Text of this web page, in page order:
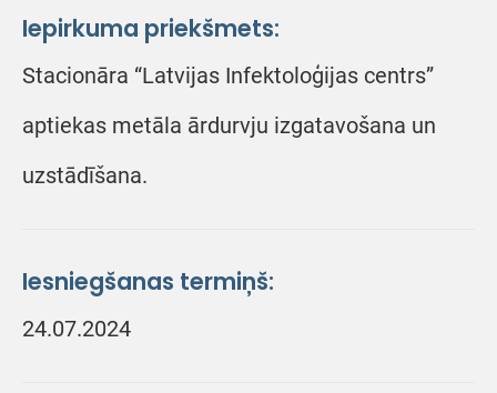
Iepirkuma priekšmets:
Stacionāra “Latvijas Infektoloģijas centrs”
aptiekas metāla ārdurvju izgatavošana un
uzstādīšana.
Iesniegšanas termiņš:
24.07.2024